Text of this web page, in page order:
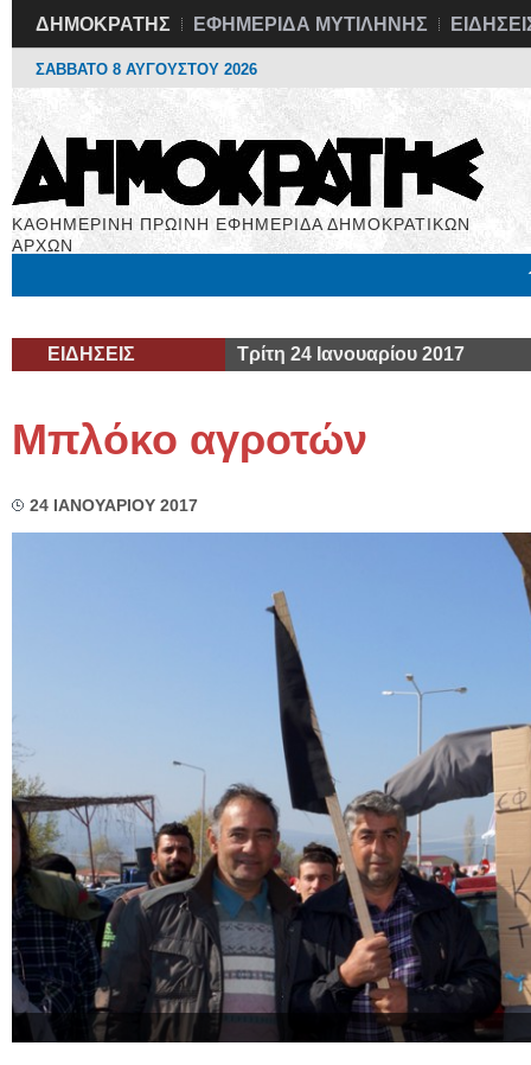
ΔΗΜΟΚΡΑΤΗΣ ΕΦΗΜΕΡΙΔΑ ΜΥΤΙΛΗΝΗΣ
ΣΑΒΒΑΤΟ 8 ΑΥΓΟΥΣΤΟΥ 2026
ΚΑΘΗΜΕΡΙΝΗ ΠΡΩΙΝΗ ΕΦΗΜΕΡΙΔΑ ΔΗΜΟΚΡΑΤΙΚΩΝ
ΑΡΧΩΝ
ΕΙΔΗΣΕΙΣ Τρίτη 24 Ιανουαρίου 2017
Μπλόκο αγροτών
24 ΙΑΝΟΥΑΡΙΟΥ 2017